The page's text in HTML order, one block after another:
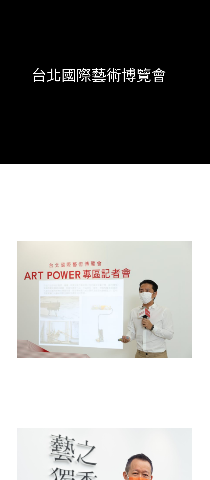
台北國際藝術博覽會